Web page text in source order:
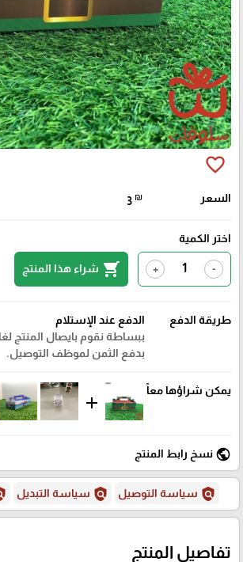
favorite_border
السعر 3 ₪
اختر الكمية
-
+
shopping_cart شراء هذا المنتج
طريقة الدفع
الدفع عند الإستلام
ببساطة نقوم بايصال المنتج
بدفع الثمن لموظف التوصيل.
يمكن شراؤها معاً
add
public نسخ رابط المنتج
policy سياسة التوصيل policy سياسة التبديل
تفاصيل المنتج